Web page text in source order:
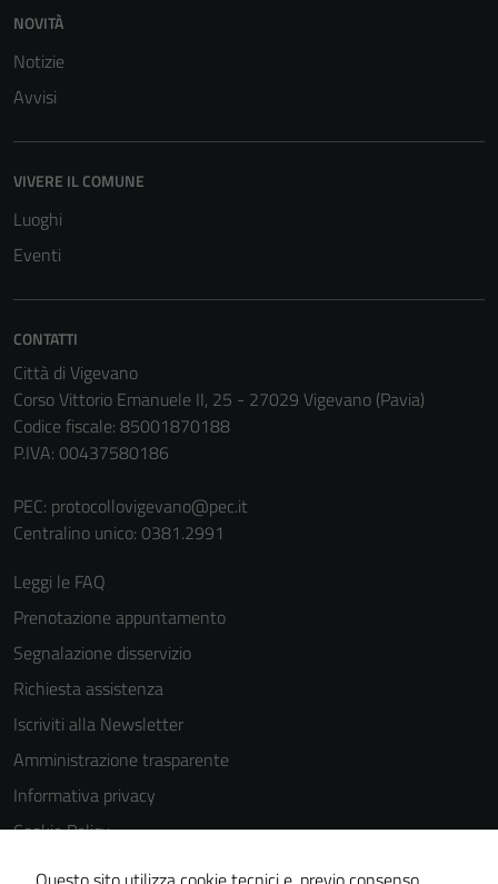
NOVITÀ
Notizie
Avvisi
VIVERE IL COMUNE
Luoghi
Eventi
CONTATTI
Città di Vigevano
Corso Vittorio Emanuele II, 25 - 27029 Vigevano (Pavia)
Codice fiscale: 85001870188
P.IVA: 00437580186
PEC: protocollovigevano@pec.it
Centralino unico: 0381.2991
Leggi le FAQ
Prenotazione appuntamento
Segnalazione disservizio
Richiesta assistenza
Iscriviti alla Newsletter
Amministrazione trasparente
Informativa privacy
Cookie Policy
Media policy